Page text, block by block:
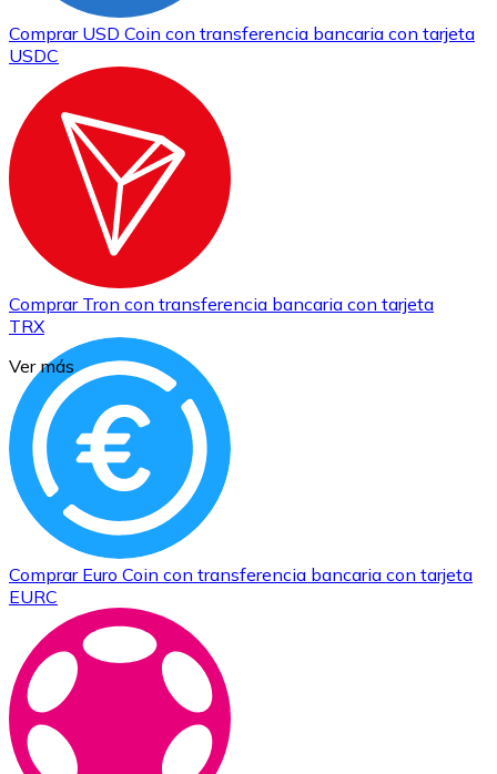
Comprar USD Coin con transferencia bancaria con tarjeta
USDC
Comprar Tron con transferencia bancaria con tarjeta
TRX
Comprar Euro Coin con transferencia bancaria con tarjeta
EURC
Ver más